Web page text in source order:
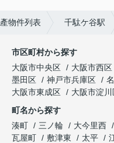
物件列表 千駄ケ谷駅
市区町村から探す
大阪市中央区
大阪市西区
墨田区
神戸市兵庫区
大阪市東成区
大阪市淀川
町名から探す
湊町
三ノ輪 大今里西
瓦屋町
敷津東 太平